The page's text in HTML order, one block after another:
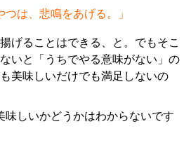
つは、悲鳴をあげる。」
げることはできる、と。でもそこ
いと「うちでやる意味がない」の
美味しいだけでも満足しないの